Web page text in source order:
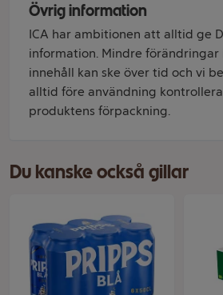
Övrig information
ICA har ambitionen att alltid ge
information. Mindre förändringar
innehåll kan ske över tid och vi
alltid före användning
produktens förpackning.
Du kanske också gillar